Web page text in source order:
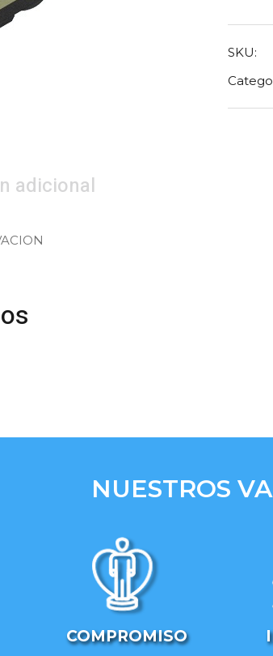
SKU:
adicional
NUESTROS
COMPROMISO